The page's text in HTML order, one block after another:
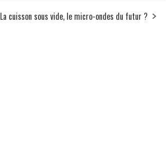
La cuisson sous vide, le micro-ondes du futur ?